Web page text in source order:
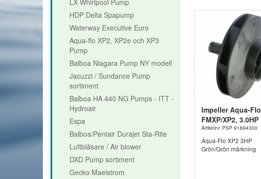
HDP Delta Spapump
Waterway Executive Euro
Aqua-flo XP2, XP2e och XP3
Pump
Balboa Niagara Pump NY modell
Jacuzzi / Sundance Pump
sortiment
Balboa HA 440 NG Pumps - ITT -
Hydroair
Espa
Balboa/Pentair Durajet Sta-Rite
Luftblåsare / Air blower
DXD Pump sortiment
Gecko Maelstrom
Impeller Aqua-Flo
FMXP/XP2, 3.0HP
Artikelnr. PSP 91694300
Aqua-Flo XP2 3HP
Grön/Grön märkning